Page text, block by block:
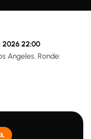
2026 22:00
Angeles. Ronde: